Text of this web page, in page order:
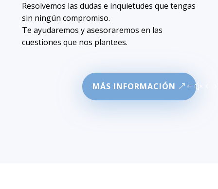
Resolvemos las dudas e inquietudes que tengas
sin ningún compromiso.
Te ayudaremos y asesoraremos en las
cuestiones que nos plantees.
MÁS INFORMACIÓN